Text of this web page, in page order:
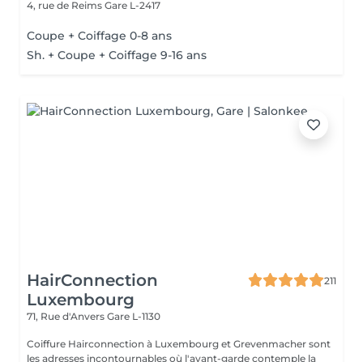
4, rue de Reims Gare L-2417
Coupe + Coiffage 0-8 ans
Sh. + Coupe + Coiffage 9-16 ans
HairConnection
Luxembourg
211
71, Rue d'Anvers Gare L-1130
Coiffure Hairconnection à Luxembourg et Grevenmacher sont
les adresses incontournables où l'avant-garde contemple la